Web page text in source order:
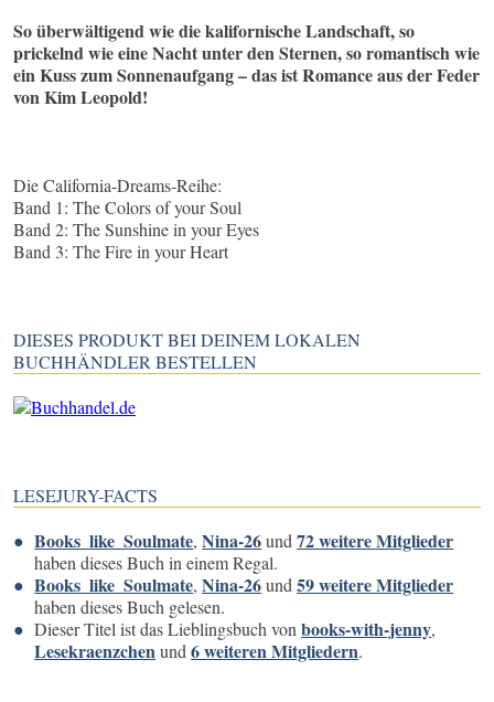
So überwältigend wie die kalifornische Landschaft, so
prickelnd wie eine Nacht unter den Sternen, so romantisch wie
ein Kuss zum Sonnenaufgang – das ist Romance aus der Feder
von Kim Leopold!
Die California-Dreams-Reihe:
Band 1: The Colors of your Soul
Band 2: The Sunshine in your Eyes
Band 3: The Fire in your Heart
DIESES PRODUKT BEI DEINEM LOKALEN
BUCHHÄNDLER BESTELLEN
LESEJURY-FACTS
Books_like_Soulmate,Nina-26und72 weitere Mitglieder
haben dieses Buch in einem Regal.
Books_like_Soulmate,Nina-26und59 weitere Mitglieder
haben dieses Buch gelesen.
Dieser Titel ist das Lieblingsbuch vonbooks-with-jenny,
Lesekraenzchenund6 weiteren Mitgliedern.